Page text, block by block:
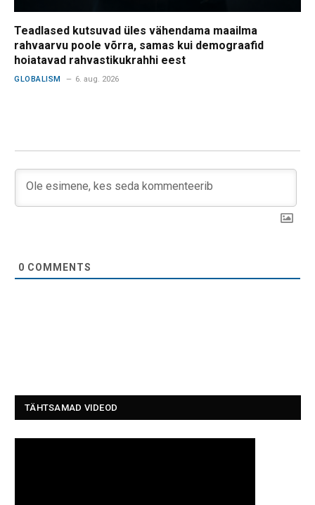
Teadlased kutsuvad üles vähendama maailma
rahvaarvu poole võrra, samas kui demograafid
hoiatavad rahvastikukrahhi eest
GLOBALISM 6. aug. 2026
0 COMMENTS
TÄHTSAMAD VIDEOD